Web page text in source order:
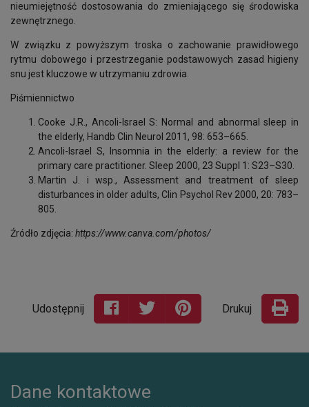
nieumiejętność dostosowania do zmieniającego się środowiska
zewnętrznego.
W związku z powyższym troska o zachowanie prawidłowego
rytmu dobowego i przestrzeganie podstawowych zasad higieny
snu jest kluczowe w utrzymaniu zdrowia.
Piśmiennictwo
Cooke J.R., Ancoli-Israel S: Normal and abnormal sleep in
the elderly, Handb Clin Neurol 2011, 98: 653–665.
Ancoli-Israel S, Insomnia in the elderly: a review for the
primary care practitioner. Sleep 2000, 23 Suppl 1: S23–S30.
Martin J. i wsp., Assessment and treatment of sleep
disturbances in older adults, Clin Psychol Rev 2000, 20: 783–
805.
Źródło zdjęcia: https://www.canva.com/photos/
Udostępnij Drukuj
Dane kontaktowe